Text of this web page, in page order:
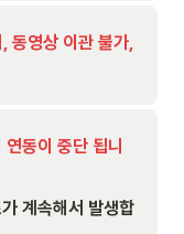
동영상 이관 불가,
동이 중단 됩니
계속해서 발생합